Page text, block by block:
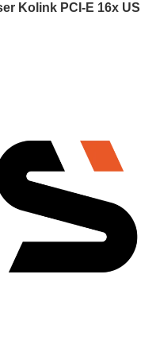
Kolink PCI-E 16x